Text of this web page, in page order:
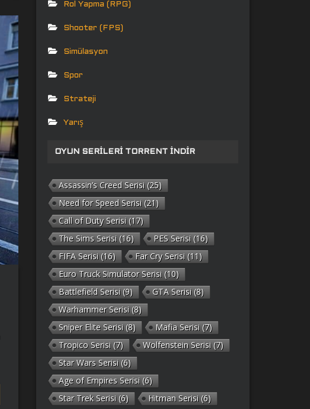
Rol Yapma (RPG)
Shooter (FPS)
Simülasyon
Spor
Strateji
Yarış
OYUN SERILERI TORRENT İNDIR
Assassin’s Creed Serisi (25)
Need for Speed Serisi (21)
Call of Duty Serisi (17)
The Sims Serisi (16) PES Serisi (16)
FIFA Serisi (16) Far Cry Serisi (11)
Euro Truck Simulator Serisi (10)
Battlefield Serisi (9) GTA Serisi (8)
Warhammer Serisi (8)
Sniper Elite Serisi (8) Mafia Serisi (7)
Tropico Serisi (7) Wolfenstein Serisi (7)
Star Wars Serisi (6)
Age of Empires Serisi (6)
Star Trek Serisi (6) Hitman Serisi (6)